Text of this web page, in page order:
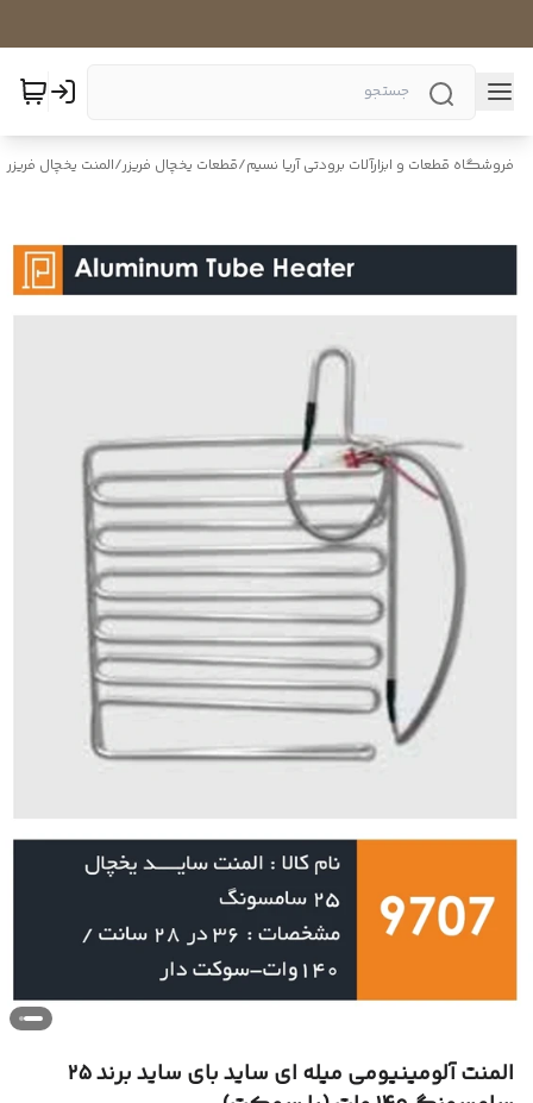
فروشگاه قطعات و ابزارآلات برودتی آریا نسیم/قطعات یخچال فریزر/المنت یخچال فریزر
المنت آلومینیومی میله ای ساید بای ساید برند ۲۵